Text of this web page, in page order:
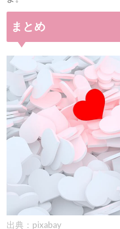
まとめ
出典：pixabay